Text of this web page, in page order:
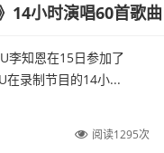
14小时演唱60首歌曲
李知恩在15日参加了
在录制节目的14小...
阅读1295次